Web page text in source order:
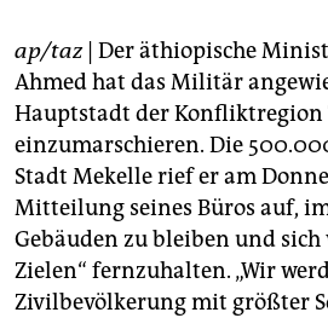
shop
fragen & hilfe
unterstützen
abo
genossenschaft
epaper login
ap/taz| Der äthiopische
Ahmed hat das Militär
Hauptstadt der Konfliktregion
einzumarschieren. Die
Stadt Mekelle rief er am
Mitteilung seines Büros auf,
Gebäuden zu bleiben und
Zielen“ fernzuhalten. „Wir
Zivilbevölkerung mit größter